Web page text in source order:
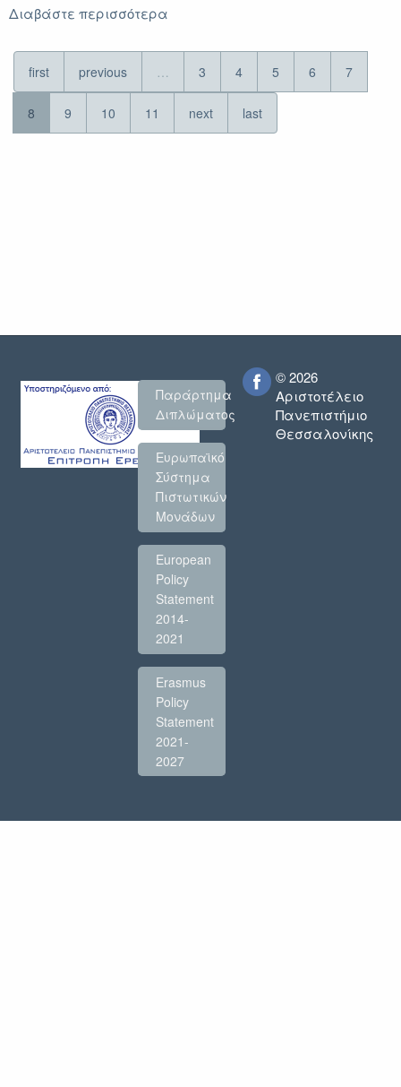
Διαβάστε περισσότερα
Learning
Agreement
first previous … 3 4 5 6 7
8 9 10 11 next last
Παράρτημα
Διπλώματος
Ευρωπαϊκό
Σύστημα
Πιστωτικών
Μονάδων
European
Policy
Statement
2014-
2021
Erasmus
Policy
Statement
2021-
2027
© 2026
Αριστοτέλειο
Πανεπιστήμιο
Θεσσαλονίκης